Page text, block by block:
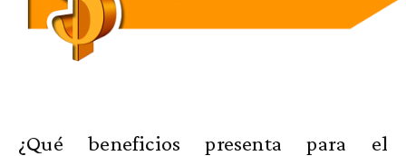
¿Qué beneficios presenta para el